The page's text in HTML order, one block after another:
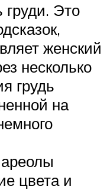
груди. Это
женский
несколько
грудь
на
цвета и